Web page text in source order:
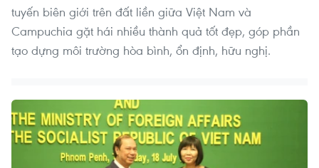
tuyến biên giới trên đất liền giữa Việt Nam và
Campuchia gặt hái nhiều thành quả tốt đẹp, góp phần
tạo dựng môi trường hòa bình, ổn định, hữu nghị.